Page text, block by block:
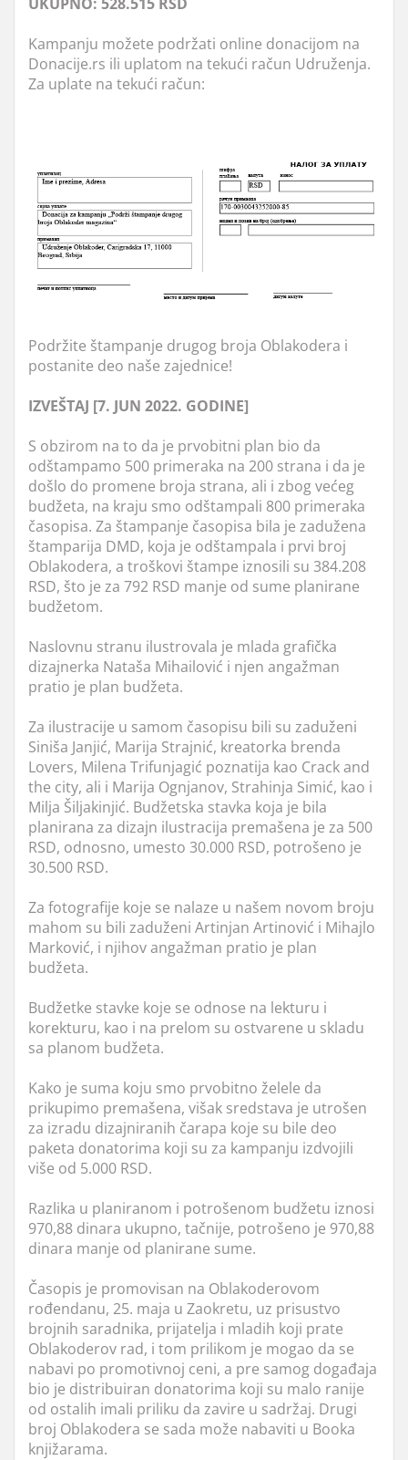
Kampanju možete podržati online donacijom na
Donacije.rs ili uplatom na tekući račun Udruženja.
Za uplate na tekući račun:
Podržite štampanje drugog broja Oblakodera i
postanite deo naše zajednice!
IZVEŠTAJ [7. JUN 2022. GODINE]
S obzirom na to da je prvobitni plan bio da
odštampamo 500 primeraka na 200 strana i da je
došlo do promene broja strana, ali i zbog većeg
budžeta, na kraju smo odštampali 800 primeraka
časopisa. Za štampanje časopisa bila je zadužena
štamparija DMD, koja je odštampala i prvi broj
Oblakodera, a troškovi štampe iznosili su 384.208
RSD, što je za 792 RSD manje od sume planirane
budžetom.
Naslovnu stranu ilustrovala je mlada grafička
dizajnerka Nataša Mihailović i njen angažman
pratio je plan budžeta.
Za ilustracije u samom časopisu bili su zaduženi
Siniša Janjić, Marija Strajnić, kreatorka brenda
Lovers, Milena Trifunjagić poznatija kao Crack and
the city, ali i Marija Ognjanov, Strahinja Simić, kao i
Milja Šiljakinjić. Budžetska stavka koja je bila
planirana za dizajn ilustracija premašena je za 500
RSD, odnosno, umesto 30.000 RSD, potrošeno je
30.500 RSD.
Za fotografije koje se nalaze u našem novom broju
mahom su bili zaduženi Artinjan Artinović i Mihajlo
Marković, i njihov angažman pratio je plan
budžeta.
Budžetke stavke koje se odnose na lekturu i
korekturu, kao i na prelom su ostvarene u skladu
sa planom budžeta.
Kako je suma koju smo prvobitno želele da
prikupimo premašena, višak sredstava je utrošen
za izradu dizajniranih čarapa koje su bile deo
paketa donatorima koji su za kampanju izdvojili
više od 5.000 RSD.
Razlika u planiranom i potrošenom budžetu iznosi
970,88 dinara ukupno, tačnije, potrošeno je 970,88
dinara manje od planirane sume.
Časopis je promovisan na Oblakoderovom
rođendanu, 25. maja u Zaokretu, uz prisustvo
brojnih saradnika, prijatelja i mladih koji prate
Oblakoderov rad, i tom prilikom je mogao da se
nabavi po promotivnoj ceni, a pre samog događaja
bio je distribuiran donatorima koji su malo ranije
od ostalih imali priliku da zavire u sadržaj. Drugi
broj Oblakodera se sada može nabaviti u Booka
knjižarama.